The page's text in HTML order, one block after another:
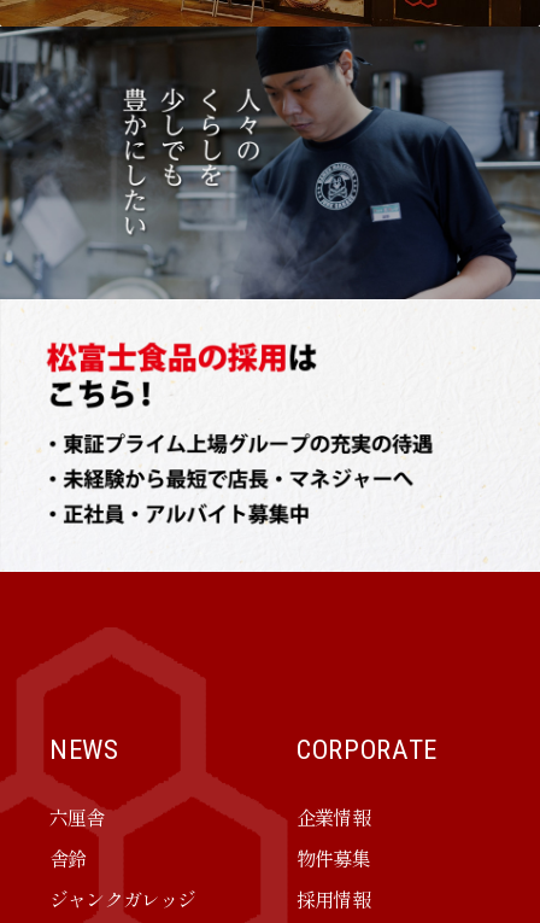
NEWS
六厘舎
舎鈴
ジャンクガレッジ
CORPORATE
企業情報
物件募集
採用情報